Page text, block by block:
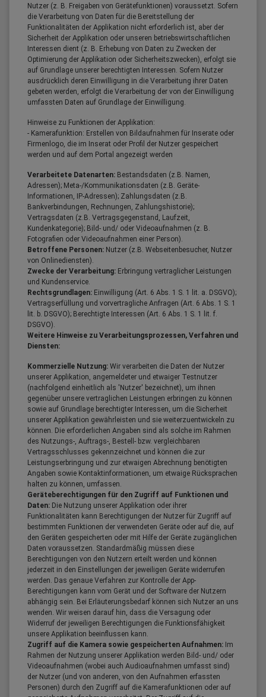
Nutzer (z. B. Freigaben von Gerätefunktionen) voraussetzt. Sofern
die Verarbeitung von Daten für die Bereitstellung der
Funktionalitäten der Applikation nicht erforderlich ist, aber der
Sicherheit der Applikation oder unseren betriebswirtschaftlichen
Interessen dient (z. B. Erhebung von Daten zu Zwecken der
Optimierung der Applikation oder Sicherheitszwecken), erfolgt sie
auf Grundlage unserer berechtigten Interessen. Sofern Nutzer
ausdrücklich deren Einwilligung in die Verarbeitung ihrer Daten
gebeten werden, erfolgt die Verarbeitung der von der Einwilligung
umfassten Daten auf Grundlage der Einwilligung.
Hinweise zu Funktionen der Applikation:
- Kamerafunktion: Erstellen von Bildaufnahmen für Inserate oder
Firmenlogo, die im Inserat oder Profil der Nutzer gespeichert
werden und auf dem Portal angezeigt werden
Verarbeitete Datenarten: Bestandsdaten (z.B. Namen,
Adressen); Meta-/Kommunikationsdaten (z.B. Geräte-
Informationen, IP-Adressen); Zahlungsdaten (z.B.
Bankverbindungen, Rechnungen, Zahlungshistorie);
Vertragsdaten (z.B. Vertragsgegenstand, Laufzeit,
Kundenkategorie); Bild- und/ oder Videoaufnahmen (z. B.
Fotografien oder Videoaufnahmen einer Person).
Betroffene Personen: Nutzer (z.B. Webseitenbesucher, Nutzer
von Onlinediensten).
Zwecke der Verarbeitung: Erbringung vertraglicher Leistungen
und Kundenservice.
Rechtsgrundlagen: Einwilligung (Art. 6 Abs. 1 S. 1 lit. a. DSGVO);
Vertragserfüllung und vorvertragliche Anfragen (Art. 6 Abs. 1 S. 1
lit. b. DSGVO); Berechtigte Interessen (Art. 6 Abs. 1 S. 1 lit. f.
DSGVO).
Weitere Hinweise zu Verarbeitungsprozessen, Verfahren und
Diensten:
Kommerzielle Nutzung: Wir verarbeiten die Daten der Nutzer
unserer Applikation, angemeldeter und etwaiger Testnutzer
(nachfolgend einheitlich als 'Nutzer' bezeichnet), um ihnen
gegenüber unsere vertraglichen Leistungen erbringen zu können
sowie auf Grundlage berechtigter Interessen, um die Sicherheit
unserer Applikation gewährleisten und sie weiterzuentwickeln zu
können. Die erforderlichen Angaben sind als solche im Rahmen
des Nutzungs-, Auftrags-, Bestell- bzw. vergleichbaren
Vertragsschlusses gekennzeichnet und können die zur
Leistungserbringung und zur etwaigen Abrechnung benötigten
Angaben sowie Kontaktinformationen, um etwaige Rücksprachen
halten zu können, umfassen.
Geräteberechtigungen für den Zugriff auf Funktionen und
Daten: Die Nutzung unserer Applikation oder ihrer
Funktionalitäten kann Berechtigungen der Nutzer für Zugriff auf
bestimmten Funktionen der verwendeten Geräte oder auf die, auf
den Geräten gespeicherten oder mit Hilfe der Geräte zugänglichen
Daten voraussetzen. Standardmäßig müssen diese
Berechtigungen von den Nutzern erteilt werden und können
jederzeit in den Einstellungen der jeweiligen Geräte widerrufen
werden. Das genaue Verfahren zur Kontrolle der App-
Berechtigungen kann vom Gerät und der Software der Nutzern
abhängig sein. Bei Erläuterungsbedarf können sich Nutzer an uns
wenden. Wir weisen darauf hin, dass die Versagung oder
Widerruf der jeweiligen Berechtigungen die Funktionsfähigkeit
unsere Applikation beeinflussen kann.
Zugriff auf die Kamera sowie gespeicherten Aufnahmen: Im
Rahmen der Nutzung unserer Applikation werden Bild- und/ oder
Videoaufnahmen (wobei auch Audioaufnahmen umfasst sind)
der Nutzer (und von anderen, von den Aufnahmen erfassten
Personen) durch den Zugriff auf die Kamerafunktionen oder auf